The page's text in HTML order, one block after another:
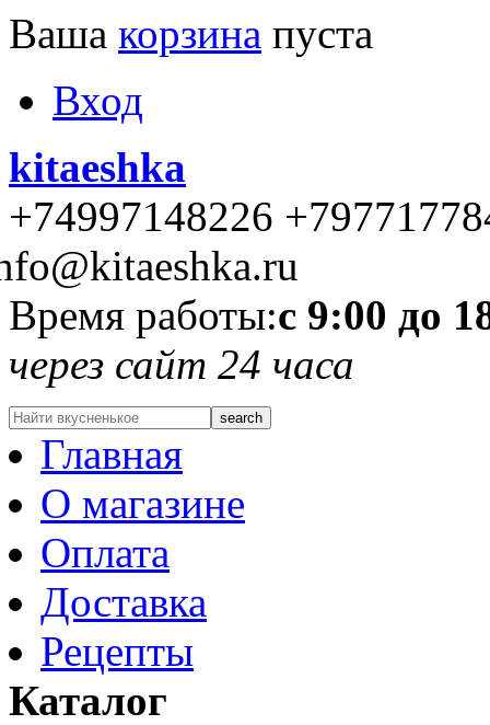
Ваша корзина пуста
Вход
kitaeshka
+74997148226
Время работы:с 9:00 до
через сайт 24 часа
Главная
О магазине
Оплата
Доставка
Рецепты
Каталог